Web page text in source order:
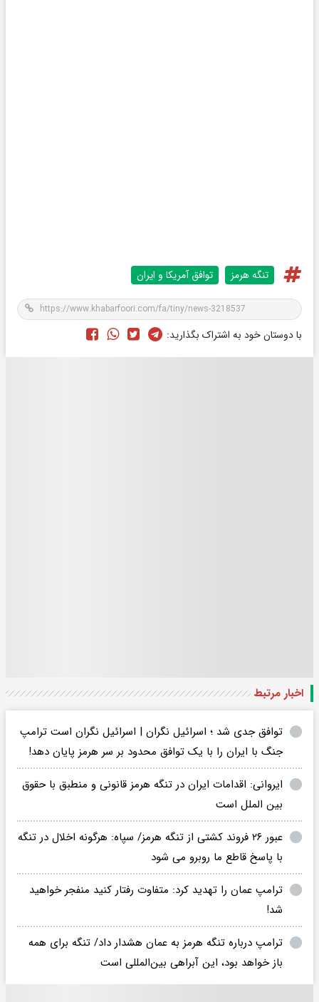
تنگه هرمز توافق آمریکا و ایران
با دوستان خود به اشتراک بگذارید:
اخبار مرتبط
توافق جدی شد ؛ اسرائیل نگران | اسرائیل نگران است ترامپ
جنگ با ایران را با یک توافق محدود بر سر هرمز پایان دهد!
ایروانی: اقدامات ایران در تنگه هرمز قانونی و منطبق با حقوق
بین الملل است
عبور ۲۶ فروند کشتی از تنگه هرمز/ سپاه: هرگونه اخلال در تنگه
با پاسخ قاطع ما روبرو می شود
ترامپ عمان را تهدید کرد: متفاوت رفتار کنید منفجر خواهید
شد!
ترامپ درباره تنگه هرمز به عمان هشدار داد/ تنگه برای همه
باز خواهد بود، این آبراهی بین‌المللی است